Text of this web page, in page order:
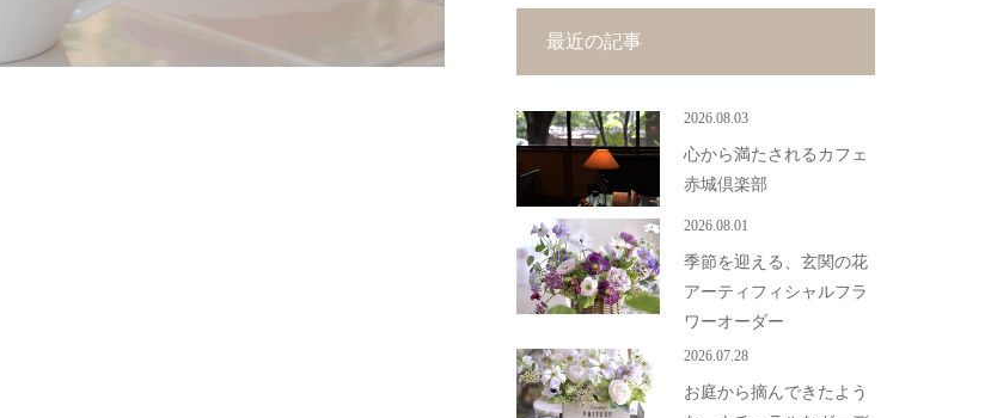
最近の記事
2026.08.03
心から満たされるカフェ
赤城倶楽部
2026.08.01
季節を迎える、玄関の花
アーティフィシャルフラ
ワーオーダー
2026.07.28
お庭から摘んできたよう